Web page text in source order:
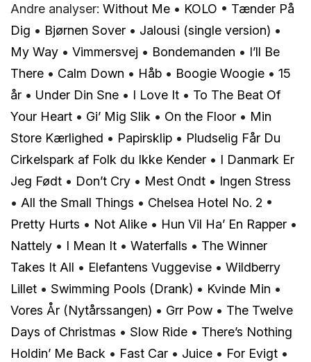
Andre analyser: Without Me • KOLO • Tænder På
Dig • Bjørnen Sover • Jalousi (single version) •
My Way • Vimmersvej • Bondemanden • I’ll Be
There • Calm Down • Håb • Boogie Woogie • 15
år • Under Din Sne • I Love It • To The Beat Of
Your Heart • Gi’ Mig Slik • On the Floor • Min
Store Kærlighed • Papirsklip • Pludselig Får Du
Cirkelspark af Folk du Ikke Kender • I Danmark Er
Jeg Født • Don’t Cry • Mest Ondt • Ingen Stress
• All the Small Things • Chelsea Hotel No. 2 •
Pretty Hurts • Not Alike • Hun Vil Ha’ En Rapper •
Nattely • I Mean It • Waterfalls • The Winner
Takes It All • Elefantens Vuggevise • Wildberry
Lillet • Swimming Pools (Drank) • Kvinde Min •
Vores År (Nytårssangen) • Grr Pow • The Twelve
Days of Christmas • Slow Ride • There’s Nothing
Holdin’ Me Back • Fast Car • Juice • For Evigt •